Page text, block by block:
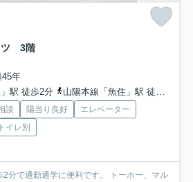
ツ 3階
年
駅 徒歩2分
山陽本線「魚住」駅 徒歩28分
談 陽当り良好
エレベーター
イレ別
2分で通勤通学に便利です。 トーホー、マル